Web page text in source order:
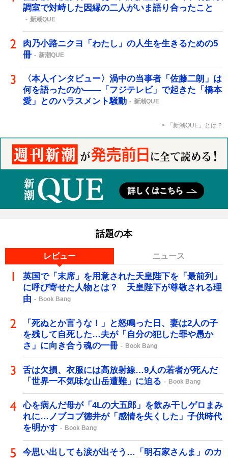
調室で対峙した因縁の二人がいま語り合ったこと
新潮QUE
肉乃小路ニクヨ「わたし」の人生を生きるための5
冊
新潮QUE
〈本人インタビュー〉渦中の当事者「佐藤二朗」は
何を語ったのか――「フジテレビ」で起きた「橋本
愛」とのハラスメント騒動
新潮QUE
「新潮QUE」とは？
話題の本
レビュー ニュース
英国で「末席」を用意された天皇陛下を「最前列」
に呼び寄せた人物とは？ 天皇陛下が尊敬される理
由
Book Bang
「死ぬとか言うな！」と怒鳴った日、妻は2人の子
を残して自死した…夫が「自分の犯した罪や愚か
さ」に向き合う魂の一冊
Book Bang
舌は欠損、衣服には高放射線…9人の若者が死んだ
「世界一不気味な山岳遭難」に迫る
Book Bang
心を病んだ母が「4Lの大五郎」を飲み干しゲロまみ
れに…ノブコブ徳井が「感情を失くした」子供時代
を明かす
Book Bang
今思い出しても涙が出そう…「明石家さんま」のカ